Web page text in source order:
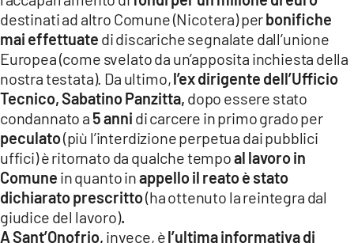
destinati ad altro Comune (Nicotera) perbonifiche
mai effettuate di discariche segnalate dall’unione
Europea (come svelato da un’apposita inchiesta della
nostra testata). Da ultimo,l’ex dirigente dell’Ufficio
Tecnico, Sabatino Panzitta, dopo essere stato
condannato a 5 anni di carcere in primo grado per
peculato(più l’interdizione perpetua dai pubblici
uffici) è ritornato da qualche tempoal lavoro in
Comune in quanto inappello il reato è stato
dichiarato prescritto(ha ottenuto la reintegra dal
giudice del lavoro).
A Sant’Onofrio, invece, èl’ultima informativa di